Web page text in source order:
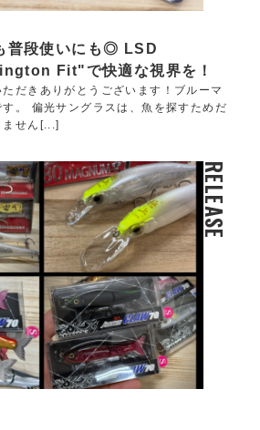
普段使いにも◎ LSD
Fit"で快適な視界を！
だきありがとうございます！ブルーマ
。 偏光サングラスは、魚を探すためだ
ません[...]
RELEASE